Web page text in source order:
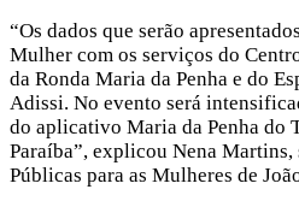
“Os dados que serão
Mulher com os serviços do
da Ronda Maria da Penha e do
Adissi. No evento será
do aplicativo Maria da Penha do
Paraíba”, explicou Nena
Públicas para as Mulheres de